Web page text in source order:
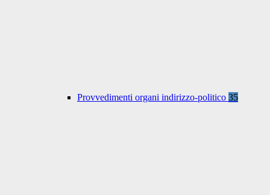
Provvedimenti organi indirizzo-politico 35